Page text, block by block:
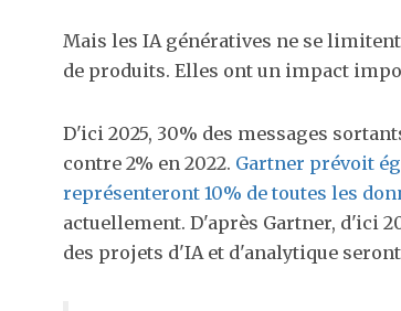
Mais les IA génératives ne se
de produits. Elles ont un impact
D'ici 2025, 30% des messages
contre 2% en 2022​​. Gartner prévoit
représenteront 10% de toutes les
actuellement​​. D'après Gartner, d'ici
des projets d'IA et d'analytique